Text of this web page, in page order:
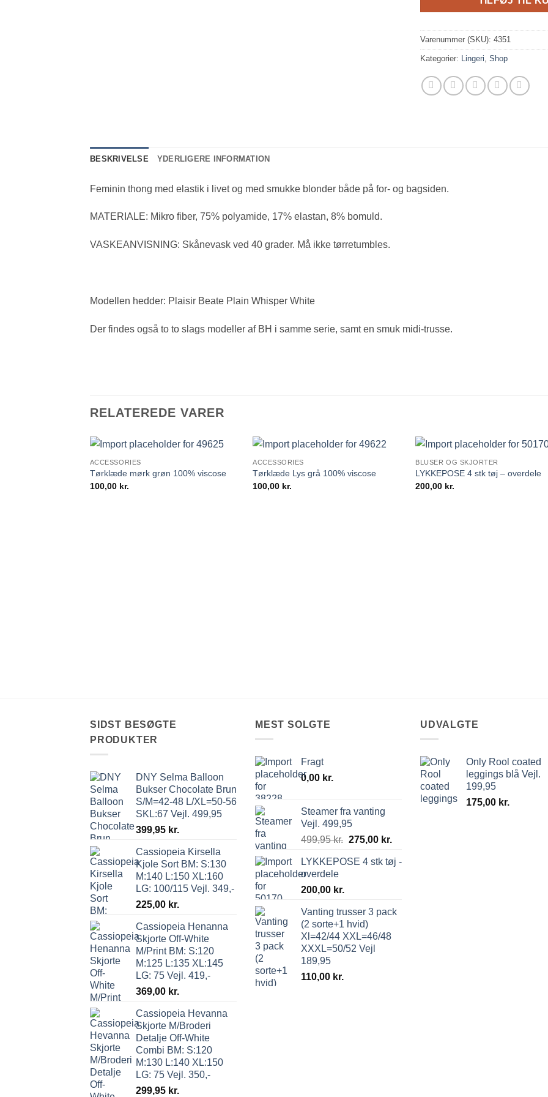
Varenummer (SKU): 4351
Kategorier: Lingeri Shop
BESKRIVELSE YDERLIGERE INFORMATION
Feminin thong med elastik i livet og med smukke blonder både på for- og bagsiden.
MATERIALE: Mikro fiber, 75% polyamide, 17% elastan, 8% bomuld.
VASKEANVISNING: Skånevask ved 40 grader. Må ikke tørretumbles.
Modellen hedder: Plaisir Beate Plain Whisper White
Der findes også to to slags modeller af BH i samme serie, samt en smuk midi-trusse.
RELATEREDE VARER
ACCESSORIES
Tørklæde mørk grøn 100% viscose
100,00 kr.
ACCESSORIES
Tørklæde Lys grå 100% viscose
100,00 kr.
BLUSER OG SKJORTER
LYKKEPOSE 4 stk tøj – overdele
200,00 kr.
SIDST BESØGTE
PRODUKTER
DNY Selma Balloon
Bukser Chocolate Brun
S/M=42-48 L/XL=50-56
SKL:67 Vejl. 499,95
399,95 kr.
Cassiopeia Kirsella
Kjole Sort BM: S:130
M:140 L:150 XL:160
LG: 100/115 Vejl. 349,-
225,00 kr.
Cassiopeia Henanna
Skjorte Off-White
M/Print BM: S:120
M:125 L:135 XL:145
LG: 75 Vejl. 419,-
369,00 kr.
Cassiopeia Hevanna
Skjorte M/Broderi
Detalje Off-White
Combi BM: S:120
M:130 L:140 XL:150
LG: 75 Vejl. 350,-
299,95 kr.
MEST SOLGTE
Fragt
0,00 kr.
Steamer fra vanting
Vejl. 499,95
499,95kr. 275,00 kr.
LYKKEPOSE 4 stk tøj -
overdele
200,00 kr.
Vanting trusser 3 pack
(2 sorte+1 hvid)
Xl=42/44 XXL=46/48
XXXL=50/52 Vejl
189,95
110,00 kr.
UDVALGTE
Only Rool coated
leggings blå Vejl.
199,95
175,00 kr.